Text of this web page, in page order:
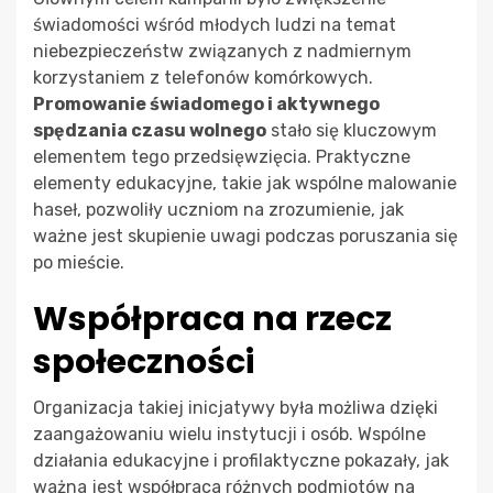
świadomości wśród młodych ludzi na temat
niebezpieczeństw związanych z nadmiernym
korzystaniem z telefonów komórkowych.
Promowanie świadomego i aktywnego
spędzania czasu wolnego stało się kluczowym
elementem tego przedsięwzięcia. Praktyczne
elementy edukacyjne, takie jak wspólne malowanie
haseł, pozwoliły uczniom na zrozumienie, jak
ważne jest skupienie uwagi podczas poruszania się
po mieście.
Współpraca na rzecz
społeczności
Organizacja takiej inicjatywy była możliwa dzięki
zaangażowaniu wielu instytucji i osób. Wspólne
działania edukacyjne i profilaktyczne pokazały, jak
ważna jest współpraca różnych podmiotów na